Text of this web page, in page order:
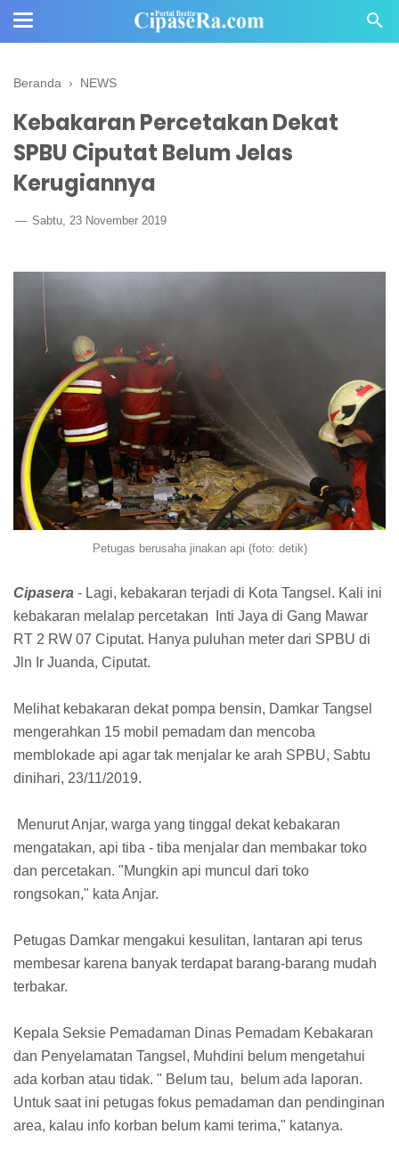
Beranda › NEWS
Kebakaran Percetakan Dekat
SPBU Ciputat Belum Jelas
Kerugiannya
Sabtu, 23 November 2019
Petugas berusaha jinakan api (foto: detik)
Cipasera - Lagi, kebakaran terjadi di Kota Tangsel. Kali ini
kebakaran melalap percetakan Inti Jaya di Gang Mawar
RT 2 RW 07 Ciputat. Hanya puluhan meter dari SPBU di
Jln Ir Juanda, Ciputat.
Melihat kebakaran dekat pompa bensin, Damkar Tangsel
mengerahkan 15 mobil pemadam dan mencoba
memblokade api agar tak menjalar ke arah SPBU, Sabtu
dinihari, 23/11/2019.
Menurut Anjar, warga yang tinggal dekat kebakaran
mengatakan, api tiba - tiba menjalar dan membakar toko
dan percetakan. "Mungkin api muncul dari toko
rongsokan," kata Anjar.
Petugas Damkar mengakui kesulitan, lantaran api terus
membesar karena banyak terdapat barang-barang mudah
terbakar.
Kepala Seksie Pemadaman Dinas Pemadam Kebakaran
dan Penyelamatan Tangsel, Muhdini belum mengetahui
ada korban atau tidak. " Belum tau, belum ada laporan.
Untuk saat ini petugas fokus pemadaman dan pendinginan
area, kalau info korban belum kami terima," katanya.